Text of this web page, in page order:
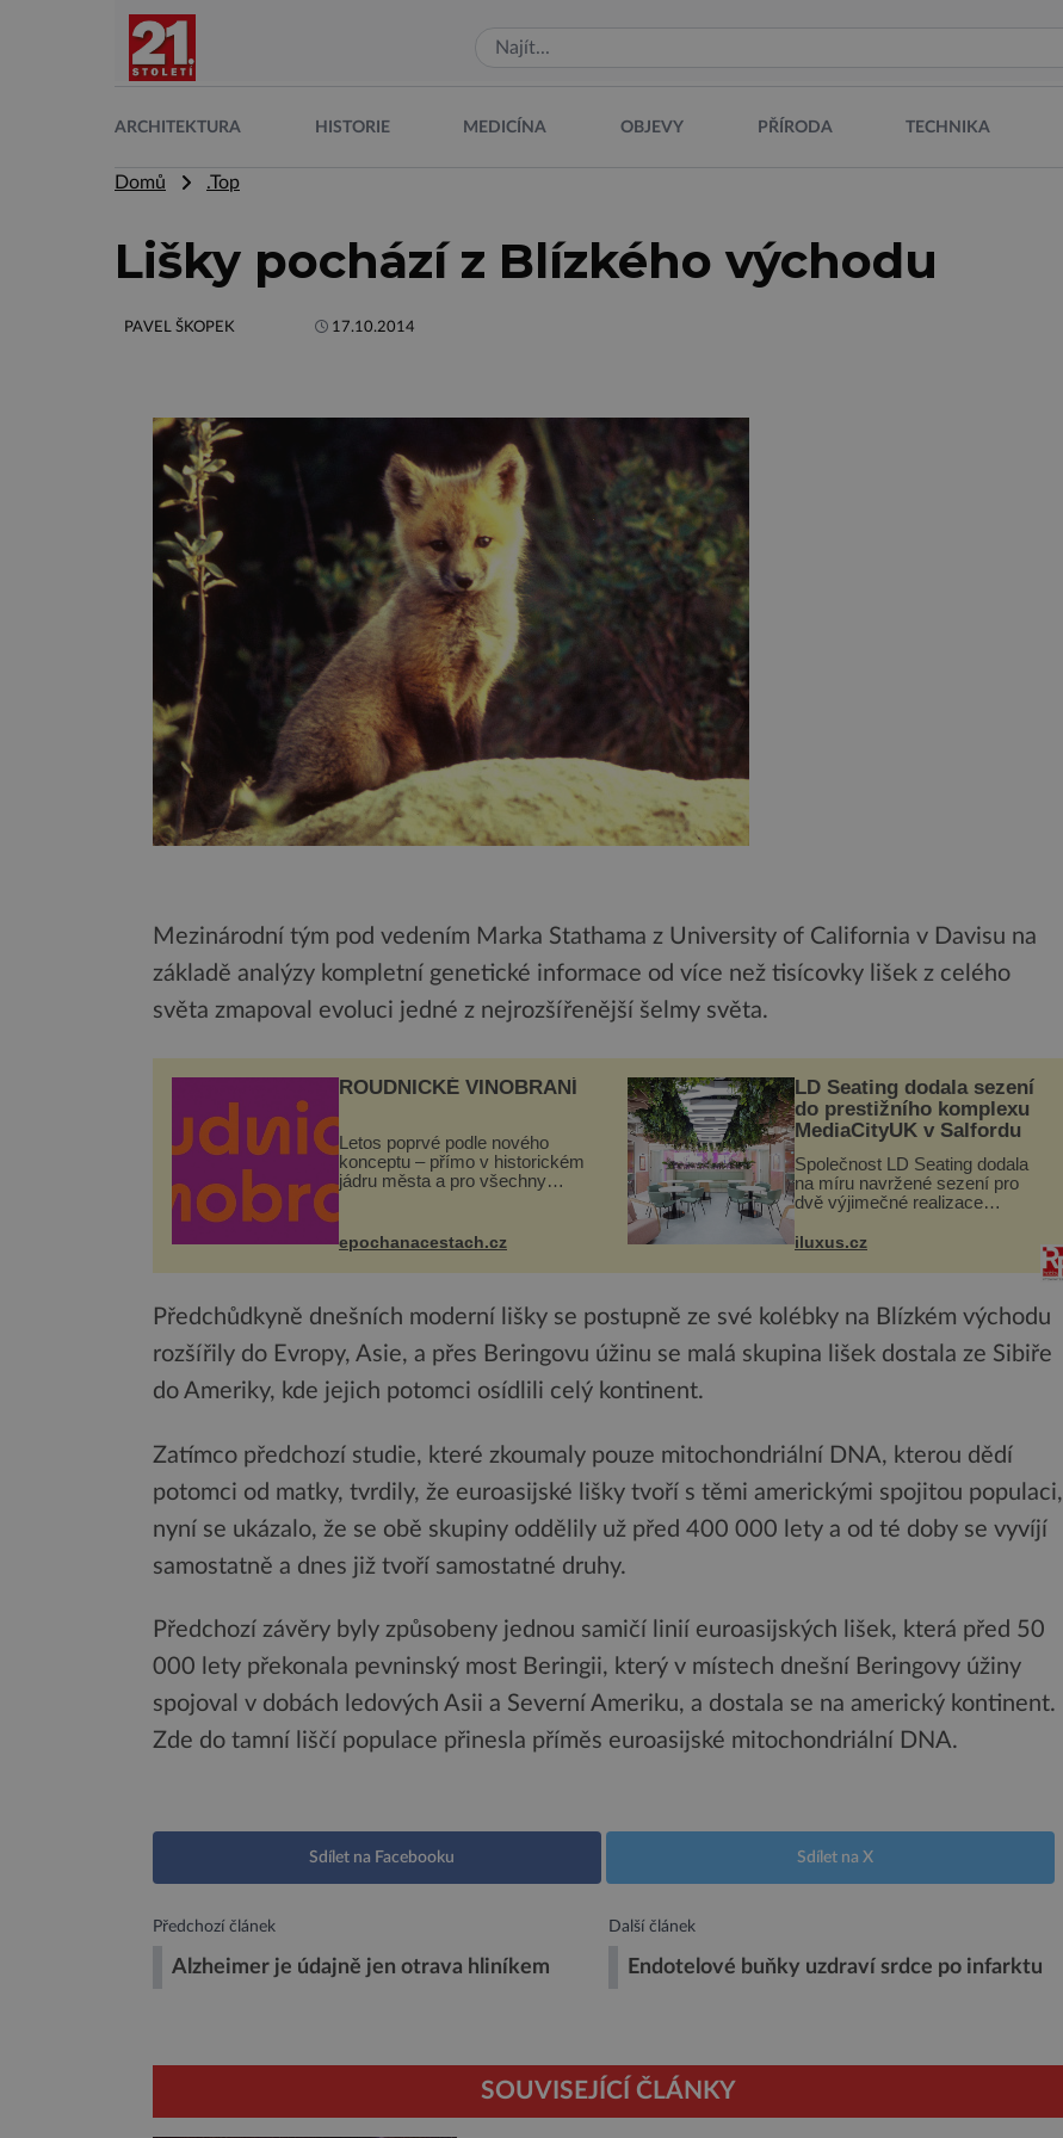
ARCHITEKTURA HISTORIE MEDICÍNA OBJEVY PŘÍRODA TECHNIKA
Domů .Top
Lišky pochází z Blízkého východu
PAVEL ŠKOPEK 17.10.2014
Mezinárodní tým pod vedením Marka Stathama z University of California v Davisu na
základě analýzy kompletní genetické informace od více než tisícovky lišek z celého
světa zmapoval evoluci jedné z nejrozšířenější šelmy světa.
ROUDNICKÉ VINOBRANÍ
Letos poprvé podle nového
konceptu – přímo v historickém
jádru města a pro všechny
Husově náměstí. Návštěvníci
se mohou těšit na víno, burčák,
pes...
epochanacestach.cz
LD Seating dodala sezení
do prestižního komplexu
MediaCityUK v Salfordu
Společnost LD Seating dodala
na míru navržené sezení pro
dvě výjimečné realizace
v anglickém Salfordu –
a Orange Tower. Komplex
iluxus.cz
Předchůdkyně dnešních moderní lišky se postupně ze své kolébky na Blízkém východu
rozšířily do Evropy, Asie, a přes Beringovu úžinu se malá skupina lišek dostala ze Sibiře
do Ameriky, kde jejich potomci osídlili celý kontinent.
Zatímco předchozí studie, které zkoumaly pouze mitochondriální DNA, kterou dědí
potomci od matky, tvrdily, že euroasijské lišky tvoří s těmi americkými spojitou populaci,
nyní se ukázalo, že se obě skupiny oddělily už před 400 000 lety a od té doby se vyvíjí
samostatně a dnes již tvoří samostatné druhy.
Předchozí závěry byly způsobeny jednou samičí linií euroasijských lišek, která před 50
000 lety překonala pevninský most Beringii, který v místech dnešní Beringovy úžiny
spojoval v dobách ledových Asii a Severní Ameriku, a dostala se na americký kontinent.
Zde do tamní liščí populace přinesla příměs euroasijské mitochondriální DNA.
Sdílet na Facebooku Sdílet na X
Předchozí článek
Alzheimer je údajně jen otrava hliníkem
Další článek
Endotelové buňky uzdraví srdce po infarktu
SOUVISEJÍCÍ ČLÁNKY